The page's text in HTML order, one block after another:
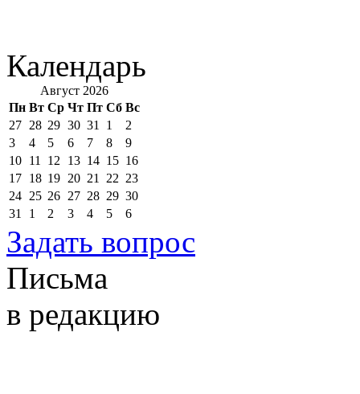
Календарь
Август 2026
Пн Вт Ср Чт Пт Сб Вс
27 28 29 30 31 1
2
3
4 5 6 7 8
9
10 11 12 13 14 15 16
17 18 19 20 21 22 23
24 25 26 27 28 29 30
31
1 2 3 4 5 6
Задать вопрос
Письма
в редакцию